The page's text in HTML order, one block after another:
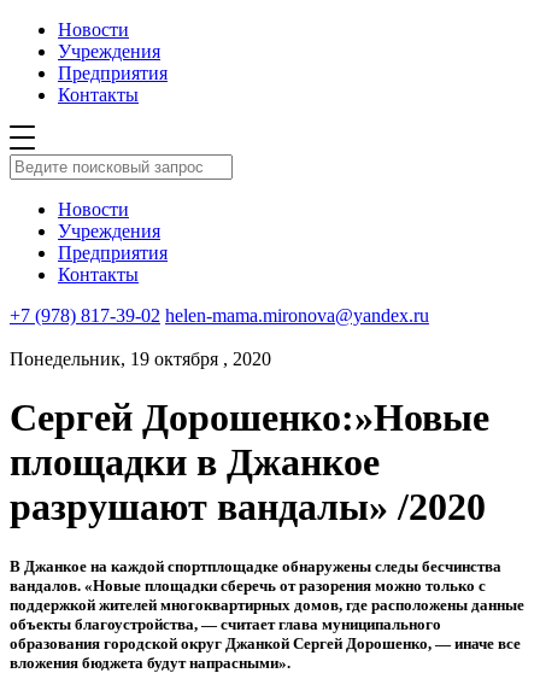
Новости
Учреждения
Предприятия
Контакты
Новости
Учреждения
Предприятия
Контакты
+7 (978) 817-39-02 helen-mama.mironova@yandex.ru
Понедельник, 19 октября , 2020
Сергей Дорошенко:»Новые
площадки в Джанкое
разрушают вандалы» /2020
В Джанкое на каждой спортплощадке обнаружены следы бесчинства
вандалов. «Новые площадки сберечь от разорения можно только с
поддержкой жителей многоквартирных домов, где расположены данные
объекты благоустройства, — считает глава муниципального
образования городской округ Джанкой Сергей Дорошенко, — иначе все
вложения бюджета будут напрасными».